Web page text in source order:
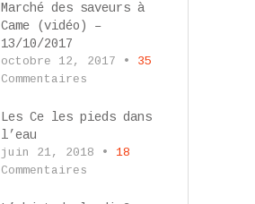
Marché des saveurs à
Came (vidéo) –
13/10/2017
octobre 12, 2017 • 35
Commentaires
Les Ce les pieds dans
l’eau
juin 21, 2018 • 18
Commentaires